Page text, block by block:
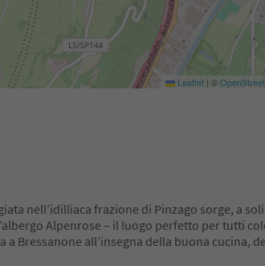
Leaflet | ©
nell’idilliaca frazione di Pinzago sorge, a
Alpenrose – il luogo perfetto per tutti
a Bressanone all’insegna della buona cucina,